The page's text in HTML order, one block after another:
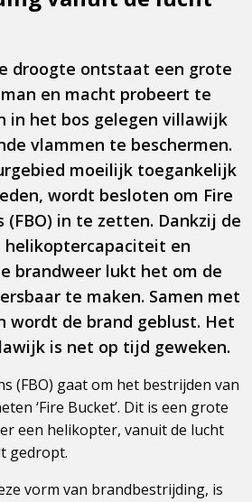
droogte ontstaat een grote
en macht probeert te
in het bos gelegen villawijk
vlammen te beschermen.
moeilijk toegankelijk
wordt besloten om Fire
(FBO) in te zetten. Dankzij de
en
brandweer lukt het om de
te maken. Samen met
wordt de brand geblust. Het
is net op tijd geweken.
(FBO) gaat om het bestrijden van
‘Fire Bucket’. Dit is een grote
een helikopter, vanuit de lucht
gedropt.
vorm van brandbestrijding, is